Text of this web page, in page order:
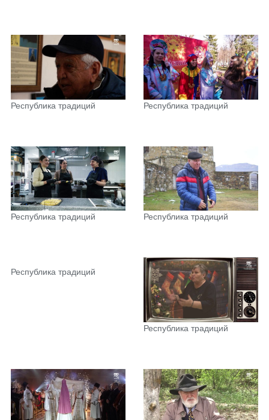
Республика традиций Республика традиций
Республика традиций Республика традиций
Республика традиций
Республика традиций